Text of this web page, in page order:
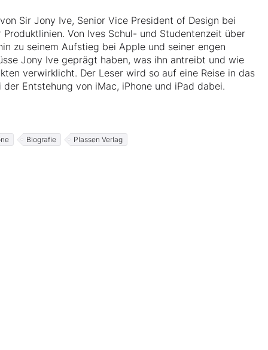
Sir Jony Ive, Senior Vice President of Design bei
Von Ives Schul- und Studentenzeit über
zu seinem Aufstieg bei Apple und seiner engen
Jony Ive geprägt haben, was ihn antreibt und wie
verwirklicht. Der Leser wird so auf eine Reise in das
Entstehung von iMac, iPhone und iPad dabei.
Biografie Plassen Verlag